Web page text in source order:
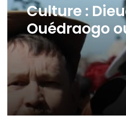
Culture :
Ouédraogo
la culture
Faso